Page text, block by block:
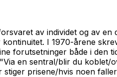
av individet og av
I 1970-årene
forutsetninger både i den
en sentral/blir du
prisene/hvis noen